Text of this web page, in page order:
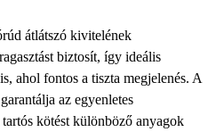
átlátszó kivitelének
biztosít, így ideális
ahol fontos a tiszta megjelenés. A
az egyenletes
kötést különböző anyagok